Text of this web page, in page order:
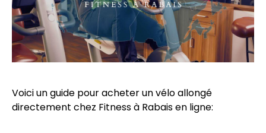
Voici un guide pour acheter un vélo allongé
directement chez Fitness à Rabais en ligne: